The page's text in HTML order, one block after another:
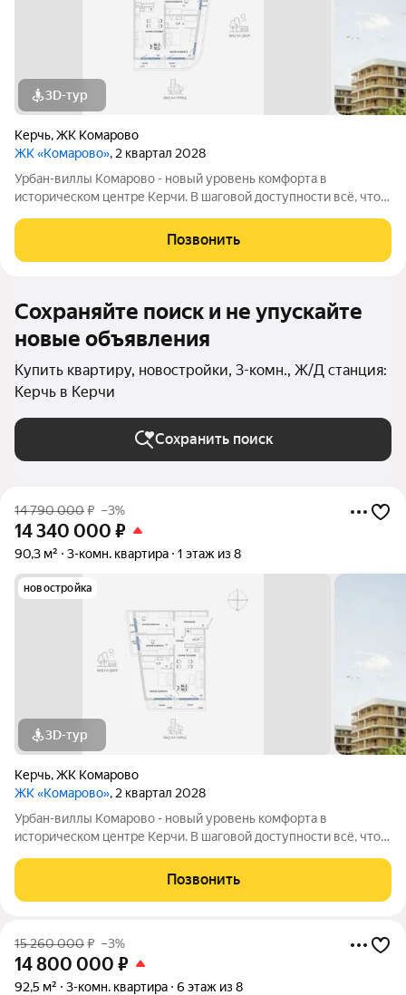
3D-тур
Керчь,ЖК Комарово
ЖК «Комарово», 2 квартал 2028
Урбан-виллы Комарово - новый уровень комфорта в
историческом центре Керчи. В шаговой доступности всё, что
благодаря обилию парковых зон. Прямо под окнами самый
большой ландшафтный парк в
Позвонить
Сохраняйте поиск и не упускайте
новые объявления
Купить квартиру, новостройки, 3-комн., Ж/Д станция:
Керчь в Керчи
Сохранить поиск
14 790 000₽ –3%
14 340 000 ₽
90,3 м² 3-комн. квартира 1 этаж из 8
новостройка
3D-тур
Керчь,ЖК Комарово
ЖК «Комарово», 2 квартал 2028
Урбан-виллы Комарово - новый уровень комфорта в
историческом центре Керчи. В шаговой доступности всё, что
благодаря обилию парковых зон. Прямо под окнами самый
большой ландшафтный парк в
Позвонить
15 260 000₽ –3%
14 800 000 ₽
92,5 м² 3-комн. квартира 6 этаж из 8